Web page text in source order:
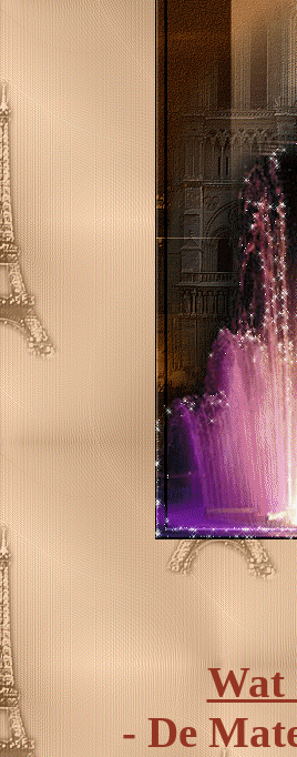
Wat
- De